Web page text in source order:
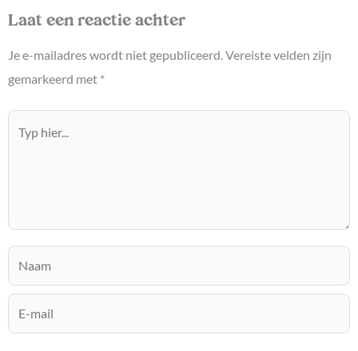
Laat een reactie achter
Je e-mailadres wordt niet gepubliceerd.Vereiste velden zijn
gemarkeerd met *
mail